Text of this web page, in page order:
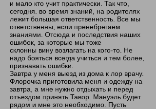
и мало кто учит практически. Так что,
сегодня. во время знаний, на родителях
лежит большая ответственность. Все мы
ответственны, если пренебрегаем
знаниями. Отсюда и последствия наших
ошибок, за которые мы тоже
склонны вину возлагать на кого-то. Не
надо бояться всегда учиться и тем более,
признавать ошибки.
Завтра у меня выезд из дома к лор врачу.
Флорочка приготовила меня и одежду на
завтра, а мне нужно отдыхать и перед
отъездом принять Тавор. Мануэль будет
рядом и мне это необходимо. Пусть